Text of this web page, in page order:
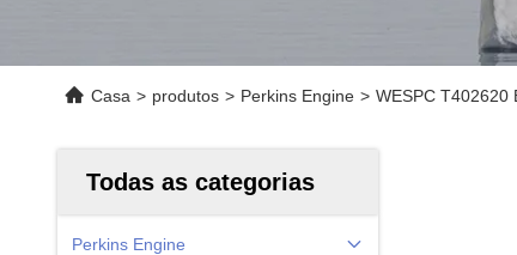
Casa > produtos > Perkins Engine > WESPC T402620
Todas as categorias
Perkins Engine